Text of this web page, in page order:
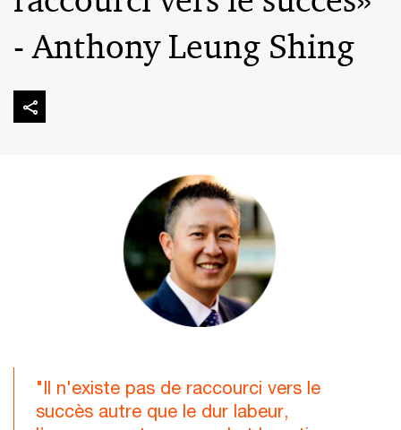
- Anthony Leung Shing
"Il n'existe pas de rac­courci vers le
succès autre que le dur labeur,